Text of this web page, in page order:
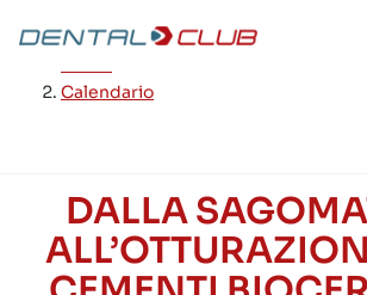
contenuto
Calendario
DALLA